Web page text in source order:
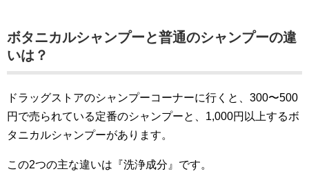
ボタニカルシャンプーと普通のシャンプーの違
いは？
ドラッグストアのシャンプーコーナーに行くと、300〜500
円で売られている定番のシャンプーと、1,000円以上するボ
タニカルシャンプーがあります。
この2つの主な違いは『洗浄成分』です。